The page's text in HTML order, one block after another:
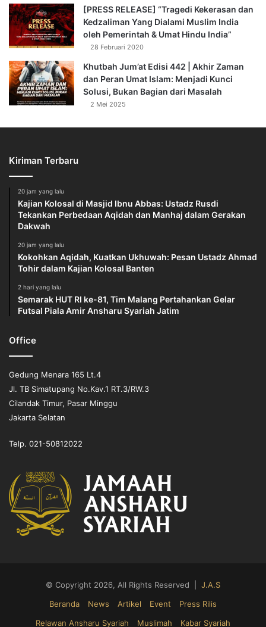
[PRESS RELEASE] “Tragedi Kekerasan dan
Kedzaliman Yang Dialami Muslim India
oleh Pemerintah & Umat Hindu India”
28 Februari 2020
Khutbah Jum’at Edisi 442 | Akhir Zaman
dan Peran Umat Islam: Menjadi Kunci
Solusi, Bukan Bagian dari Masalah
2 Mei 2025
Kiriman Terbaru
20 jam yang lalu
Kajian Kolosal di Masjid Ibnu Abbas: Ustadz Rusdi
Tekankan Perbedaan Aqidah dan Manhaj dalam Gerakan
Dakwah
20 jam yang lalu
Kokohkan Aqidah, Kuatkan Ukhuwah: Pesan Ustadz Ahmad
Tohir dalam Kajian Kolosal Banten
2 hari yang lalu
Semarak HUT RI ke-81, Tim Malang Pertahankan Gelar
Futsal Piala Amir Ansharu Syariah Jatim
Office
Gedung Menara 165 Lt.4
Jl. TB Simatupang No.Kav.1 RT.3/RW.3
Cilandak Timur, Pasar Minggu
Jakarta Selatan
Telp. 021-50812022
© Copyright 2026, All Rights Reserved | J.A.S
Beranda
News Artikel Event
Press Rilis
Relawan Ansharu Syariah
Muslimah Kabar Syariah